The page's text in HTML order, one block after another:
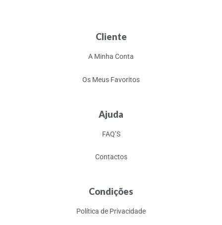
Cliente
A Minha Conta
Os Meus Favoritos
Ajuda
FAQ’S
Contactos
Condições
Política de Privacidade